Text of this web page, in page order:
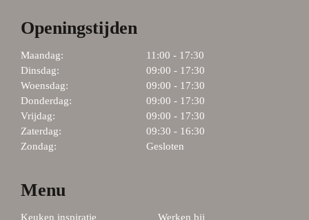
Openingstijden
Maandag:
11:00 - 17:30
Dinsdag:
09:00 - 17:30
Woensdag:
09:00 - 17:30
Donderdag:
09:00 - 17:30
Vrijdag:
09:00 - 17:30
Zaterdag:
09:30 - 16:30
Zondag:
Gesloten
Menu
Keuken inspiratie
Werken bij